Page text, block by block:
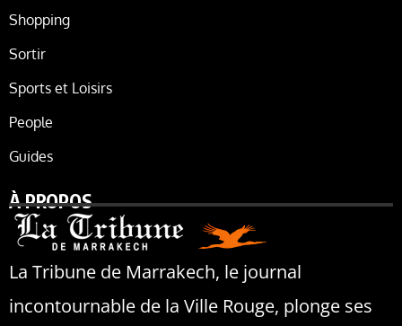
Shopping
Sortir
Sports et Loisirs
People
Guides
À PROPOS
La Tribune de Marrakech, le journal
incontournable de la Ville Rouge, plonge ses